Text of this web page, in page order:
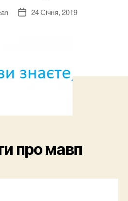
Дата24 Січня, 2019
про мавп